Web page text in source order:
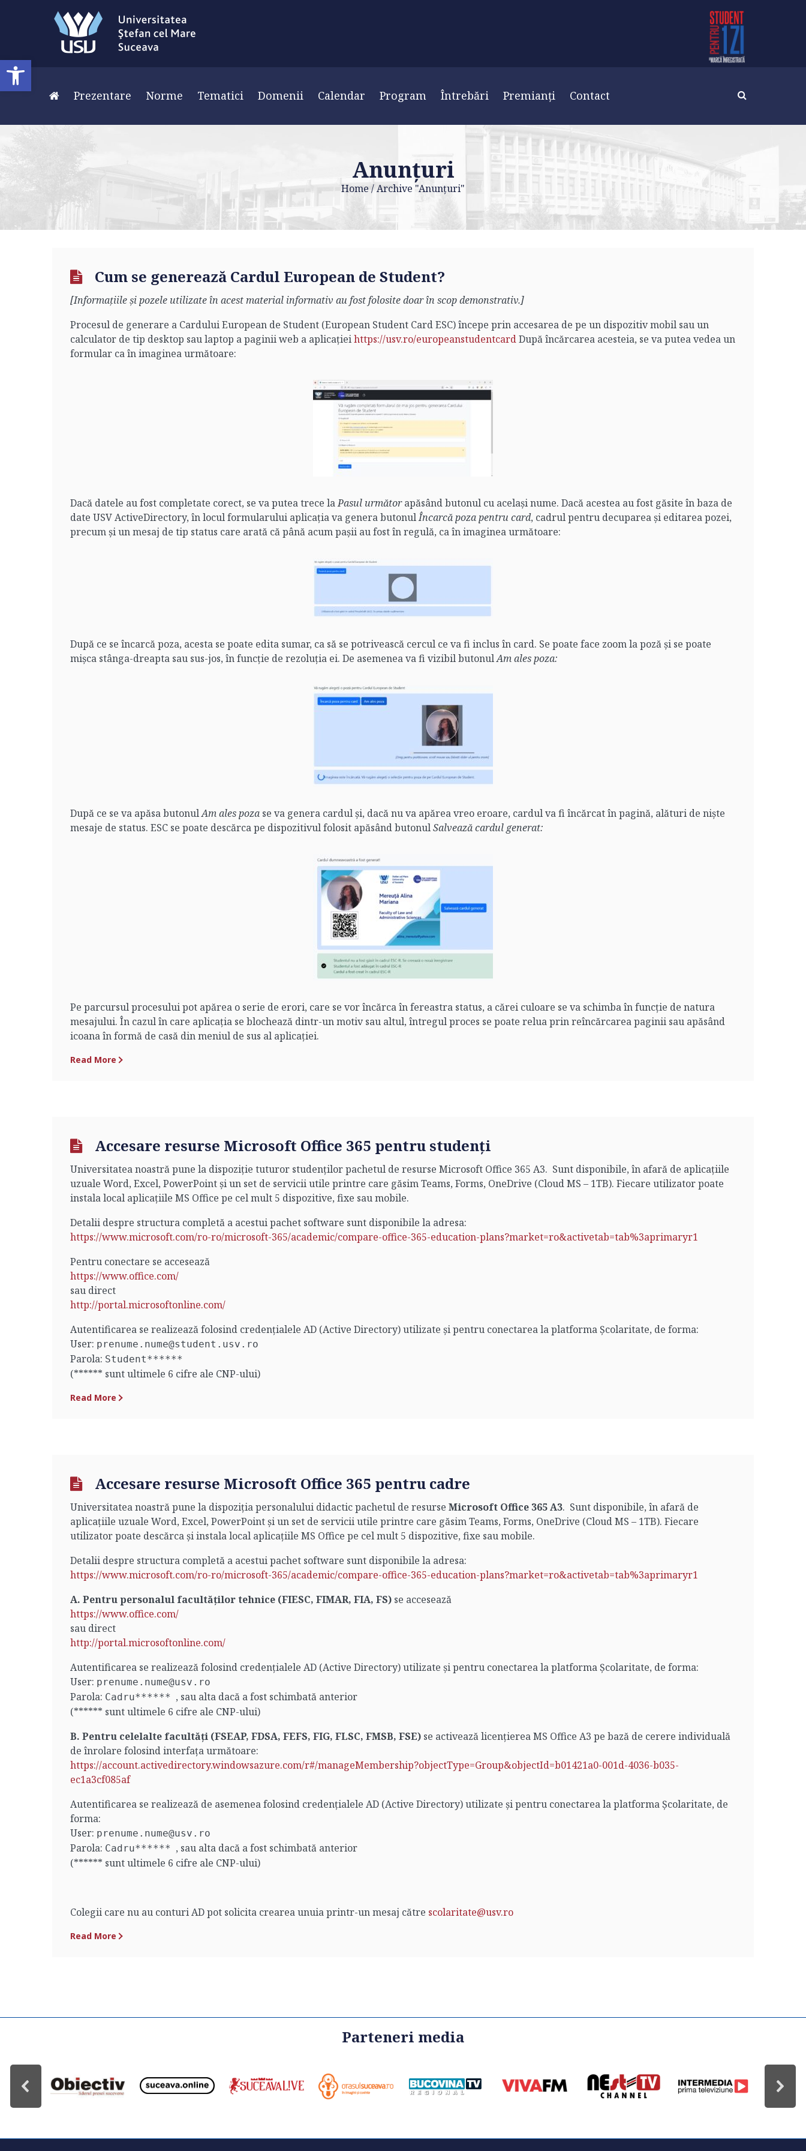
Deschide bara de unelte
Prezentare Norme Tematici Domenii Calendar Program Întrebări Premianți Contact
Anunțuri
Home /Archive "Anunțuri"
Cum se generează Cardul European de Student?
[Informațiile și pozele utilizate în acest material informativ au fost folosite doar în scop demonstrativ.]
Procesul de generare a Cardului European de Student (European Student Card ESC) începe prin accesarea de pe un dispozitiv mobil sau un
calculator de tip desktop sau laptop a paginii web a aplicațieihttps://usv.ro/europeanstudentcardDupă încărcarea acesteia, se va putea vedea un
formular ca în imaginea următoare:
Dacă datele au fost completate corect, se va putea trece laPasul următorapăsând butonul cu același nume. Dacă acestea au fost găsite în baza de
date USV ActiveDirectory, în locul formularului aplicația va genera butonulÎncarcă poza pentru card, cadrul pentru decuparea și editarea pozei,
precum și un mesaj de tip status care arată că până acum pașii au fost în regulă, ca în imaginea următoare:
După ce se încarcă poza, acesta se poate edita sumar, ca să se potrivească cercul ce va fi inclus în card. Se poate face zoom la poză și se poate
mișca stânga-dreapta sau sus-jos, în funcție de rezoluția ei. De asemenea va fi vizibil butonulAm ales poza:
După ce se va apăsa butonulAm ales poza se va genera cardul și, dacă nu va apărea vreo eroare, cardul va fi încărcat în pagină, alături de niște
mesaje de status. ESC se poate descărca pe dispozitivul folosit apăsând butonulSalvează cardul generat:
Pe parcursul procesului pot apărea o serie de erori, care se vor încărca în fereastra status, a cărei culoare se va schimba în funcție de natura
mesajului. În cazul în care aplicația se blochează dintr-un motiv sau altul, întregul proces se poate relua prin reîncărcarea paginii sau apăsând
icoana în formă de casă din meniul de sus al aplicației.
Read More
Accesare resurse Microsoft Office 365 pentru studenți
Universitatea noastră pune la dispoziție tuturor studenților pachetul de resurse Microsoft Office 365 A3. Sunt disponibile, în afară de aplicațiile
uzuale Word, Excel, PowerPoint și un set de servicii utile printre care găsim Teams, Forms, OneDrive (Cloud MS – 1TB). Fiecare utilizator poate
instala local aplicațiile MS Office pe cel mult 5 dispozitive, fixe sau mobile.
Detalii despre structura completă a acestui pachet software sunt disponibile la adresa:
https://www.microsoft.com/ro-ro/microsoft-365/academic/compare-office-365-education-plans?market=ro&activetab=tab%3aprimaryr1
Pentru conectare se accesează
https://www.office.com/
sau direct
http://portal.microsoftonline.com/
Autentificarea se realizează folosind credențialele AD (Active Directory) utilizate și pentru conectarea la platforma Școlaritate, de forma:
User: prenume.nume@student.usv.ro
Parola: Student******
(****** sunt ultimele 6 cifre ale CNP-ului)
Read More
Accesare resurse Microsoft Office 365 pentru cadre
Universitatea noastră pune la dispoziția personalului didactic pachetul de resurse Microsoft Office 365 A3. Sunt disponibile, în afară de
aplicațiile uzuale Word, Excel, PowerPoint și un set de servicii utile printre care găsim Teams, Forms, OneDrive (Cloud MS – 1TB). Fiecare
utilizator poate descărca și instala local aplicațiile MS Office pe cel mult 5 dispozitive, fixe sau mobile.
Detalii despre structura completă a acestui pachet software sunt disponibile la adresa:
https://www.microsoft.com/ro-ro/microsoft-365/academic/compare-office-365-education-plans?market=ro&activetab=tab%3aprimaryr1
A. Pentru personalul facultăților tehnice (FIESC, FIMAR, FIA, FS) se accesează
https://www.office.com/
sau direct
http://portal.microsoftonline.com/
Autentificarea se realizează folosind credențialele AD (Active Directory) utilizate și pentru conectarea la platforma Școlaritate, de forma:
User: prenume.nume@usv.ro
Parola: Cadru****** , sau alta dacă a fost schimbată anterior
(****** sunt ultimele 6 cifre ale CNP-ului)
B. Pentru celelalte facultăți (FSEAP, FDSA, FEFS, FIG, FLSC, FMSB, FSE) se activează licențierea MS Office A3 pe bază de cerere individuală
de înrolare folosind interfața următoare:
https://account.activedirectory.windowsazure.com/r#/manageMembership?objectType=Group&objectId=b01421a0-001d-4036-b035-
ec1a3cf085af
Autentificarea se realizează de asemenea folosind credențialele AD (Active Directory) utilizate și pentru conectarea la platforma Școlaritate, de
forma:
User: prenume.nume@usv.ro
Parola: Cadru****** , sau alta dacă a fost schimbată anterior
(****** sunt ultimele 6 cifre ale CNP-ului)
Colegii care nu au conturi AD pot solicita crearea unuia printr-un mesaj către scolaritate@usv.ro
Read More
Parteneri media